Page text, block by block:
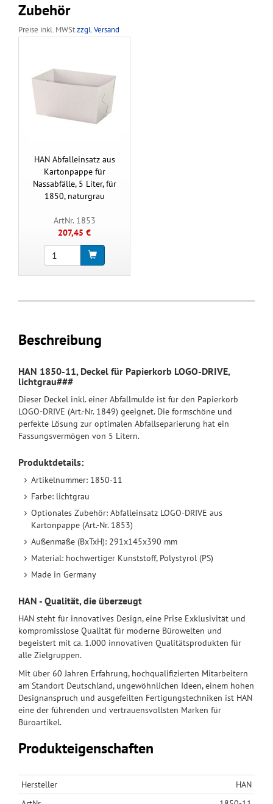
Zubehör
Preise inkl. MWStzzgl. Versand
HAN Abfalleinsatz aus
Kartonpappe für
Nassabfälle, 5 Liter, für
1850, naturgrau
ArtNr. 1853
207,45 €
Beschreibung
HAN 1850-11, Deckel für Papierkorb LOGO-DRIVE,
lichtgrau###
Dieser Deckel inkl. einer Abfallmulde ist für den Papierkorb
LOGO-DRIVE (Art.-Nr. 1849) geeignet. Die formschöne und
perfekte Lösung zur optimalen Abfallseparierung hat ein
Fassungsvermögen von 5 Litern.
Produktdetails:
Artikelnummer: 1850-11
Farbe: lichtgrau
Optionales Zubehör: Abfalleinsatz LOGO-DRIVE aus
Kartonpappe (Art.-Nr. 1853)
Außenmaße (BxTxH): 291x145x390 mm
Material: hochwertiger Kunststoff, Polystyrol (PS)
Made in Germany
HAN - Qualität, die überzeugt
HAN steht für innovatives Design, eine Prise Exklusivität und
kompromisslose Qualität für moderne Bürowelten und
begeistert mit ca. 1.000 innovativen Qualitätsprodukten für
alle Zielgruppen.
Mit über 60 Jahren Erfahrung, hochqualifizierten Mitarbeitern
am Standort Deutschland, ungewöhnlichen Ideen, einem hohen
Designanspruch und ausgefeilten Fertigungstechniken ist HAN
eine der führenden und vertrauensvollsten Marken für
Büroartikel.
Produkteigenschaften
Hersteller
HAN